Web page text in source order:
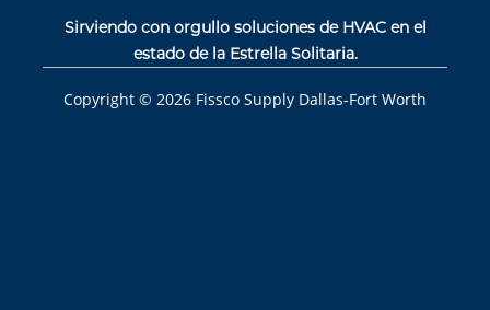
Sirviendo con orgullo soluciones de HVAC en el
estado de la Estrella Solitaria.
Copyright © 2026 Fissco Supply Dallas-Fort Worth